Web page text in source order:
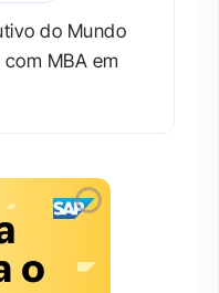
do Mundo
MBA em